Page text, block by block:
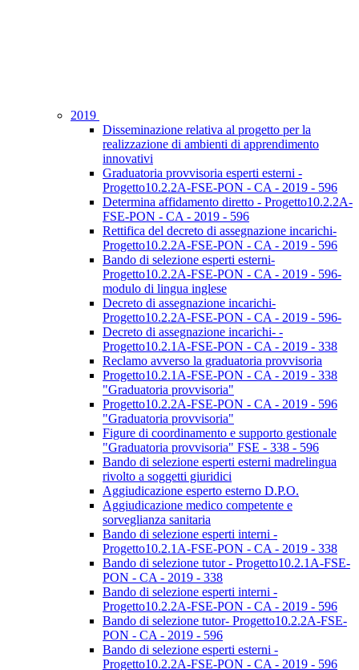
2019
Disseminazione relativa al progetto per la
realizzazione di ambienti di apprendimento
innovativi
Graduatoria provvisoria esperti esterni -
Progetto10.2.2A-FSE-PON - CA - 2019 - 596
Determina affidamento diretto - Progetto10.2.2A-
FSE-PON - CA - 2019 - 596
Rettifica del decreto di assegnazione incarichi-
Progetto10.2.2A-FSE-PON - CA - 2019 - 596
Bando di selezione esperti esterni-
Progetto10.2.2A-FSE-PON - CA - 2019 - 596-
modulo di lingua inglese
Decreto di assegnazione incarichi-
Progetto10.2.2A-FSE-PON - CA - 2019 - 596-
Decreto di assegnazione incarichi- -
Progetto10.2.1A-FSE-PON - CA - 2019 - 338
Reclamo avverso la graduatoria provvisoria
Progetto10.2.1A-FSE-PON - CA - 2019 - 338
"Graduatoria provvisoria"
Progetto10.2.2A-FSE-PON - CA - 2019 - 596
"Graduatoria provvisoria"
Figure di coordinamento e supporto gestionale
"Graduatoria provvisoria" FSE - 338 - 596
Bando di selezione esperti esterni madrelingua
rivolto a soggetti giuridici
Aggiudicazione esperto esterno D.P.O.
Aggiudicazione medico competente e
sorveglianza sanitaria
Bando di selezione esperti interni -
Progetto10.2.1A-FSE-PON - CA - 2019 - 338
Bando di selezione tutor - Progetto10.2.1A-FSE-
PON - CA - 2019 - 338
Bando di selezione esperti interni -
Progetto10.2.2A-FSE-PON - CA - 2019 - 596
Bando di selezione tutor- Progetto10.2.2A-FSE-
PON - CA - 2019 - 596
Bando di selezione esperti esterni -
Progetto10.2.2A-FSE-PON - CA - 2019 - 596